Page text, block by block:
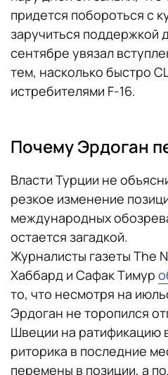
придется побороться с
заручиться поддержкой
сентябре увязал
тем, насколько быстро
истребителями F-16.
Почему Эрдоган
Власти Турции не
резкое изменение
международных
остается загадкой.
Журналисты газеты The
Хаббард и Сафак Тимур
то, что несмотря на
Эрдоган не торопился
Швеции на ратификацию
риторика в последние
перемены в позиции, а